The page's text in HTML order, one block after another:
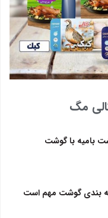
مگ
بامیه با گوشت